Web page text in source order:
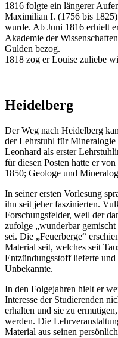
1816 folgte ein längerer
Maximilian I. (1756 bis 1825)
wurde. Ab Juni 1816 erhielt
Akademie der
Gulden bezog.
1818 zog er Louise zuliebe
Heidelberg
Der Weg nach Heidelberg
der Lehrstuhl für
Leonhard als erster
für diesen Posten hatte er
1850; Geologe und
In seiner ersten Vorlesung
ihn seit jeher faszinierten.
Forschungsfelder, weil der
zufolge „wunderbar
sei. Die „Feuerberge“
Material seit, welches seit
Entzündungsstoff lieferte
Unbekannte.
In den Folgejahren hielt er
Interesse der Studierenden
erhalten und sie zu
werden. Die
Material aus seinen